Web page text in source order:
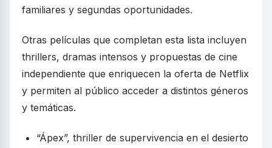
familiares y segundas oportunidades.
Otras películas que completan esta lista incluyen
thrillers, dramas intensos y propuestas de cine
independiente que enriquecen la oferta de Netflix
y permiten al público acceder a distintos géneros
y temáticas.
“Ápex”, thriller de supervivencia en el desierto